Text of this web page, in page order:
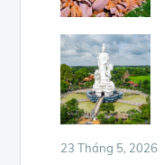
23 Tháng 5, 2026